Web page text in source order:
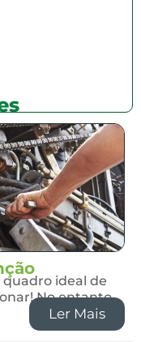
ideal de
No entanto,
Ler Mais